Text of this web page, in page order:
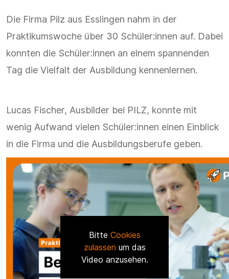
Die Firma Pilz aus Esslingen nahm in der
Praktikumswoche über 30 Schüler:innen auf. Dabei
konnten die Schüler:innen an einem spannenden
Tag die Vielfalt der Ausbildung kennenlernen.
Lucas Fischer, Ausbilder bei PILZ, konnte mit
wenig Aufwand vielen Schüler:innen einen Einblick
in die Firma und die Ausbildungsberufe geben.
Bitte Cookies
zulassen um das
Video anzusehen.